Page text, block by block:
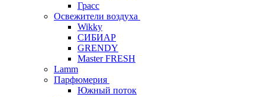
Грасс
Освежители воздуха
Wikky
СИБИАР
GRENDY
Master FRESH
Lamm
Парфюмерия
Южный поток